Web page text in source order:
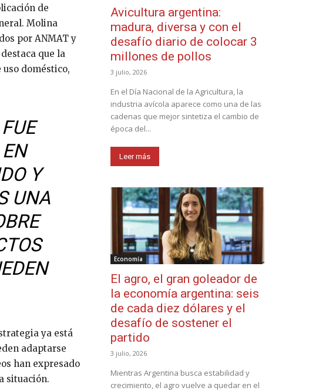
de
Molina
por ANMAT y
que la
doméstico,
Y
UNA
ya está
adaptarse
han expresado
situación.
Avicultura argentina:
madura, diversa y con el
desafío diario de colocar 3
millones de pollos
3 julio, 2026
En el Día Nacional de la Agricultura, la
industria avícola aparece como una de las
cadenas que mejor sintetiza el cambio de
época del...
Leer más
Economía
El agro, el gran goleador de
la economía argentina: seis
de cada diez dólares y el
desafío de sostener el
partido
3 julio, 2026
Mientras Argentina busca estabilidad y
crecimiento, el agro vuelve a quedar en el